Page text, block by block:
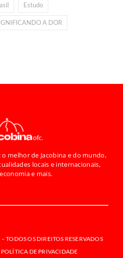
Estudo
A DOR
melhor de Jacobina e do mundo,
locais e internacionais,
e mais.
–TODOS OS DIREITOS RESERVADOS
DE PRIVACIDADE